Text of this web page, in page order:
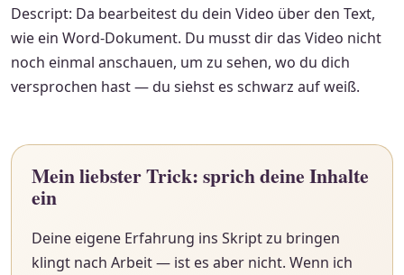
Descript: Da bearbeitest du dein Video über den Text,
wie ein Word-Dokument. Du musst dir das Video nicht
noch einmal anschauen, um zu sehen, wo du dich
versprochen hast — du siehst es schwarz auf weiß.
Mein liebster Trick: sprich deine Inhalte
ein
Deine eigene Erfahrung ins Skript zu bringen
klingt nach Arbeit — ist es aber nicht. Wenn ich